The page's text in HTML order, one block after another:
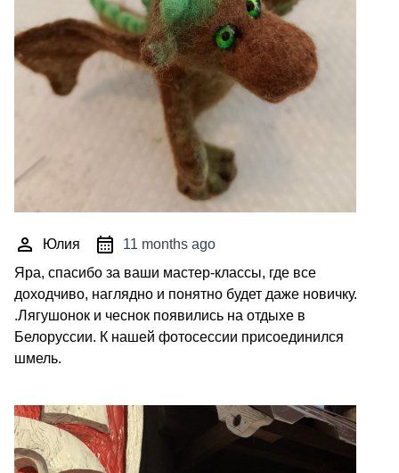
Юлия
11 months ago
Яра, спасибо за ваши мастер-классы, где все
доходчиво, наглядно и понятно будет даже новичку.
.Лягушонок и чеснок появились на отдыхе в
Белоруссии. К нашей фотосессии присоединился
шмель.